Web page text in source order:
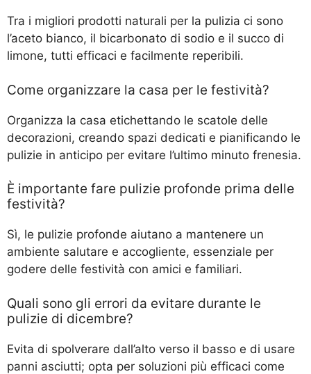
Tra i migliori prodotti naturali per la pulizia ci sono
l’aceto bianco, il bicarbonato di sodio e il succo di
limone, tutti efficaci e facilmente reperibili.
Come organizzare la casa per le festività?
Organizza la casa etichettando le scatole delle
decorazioni, creando spazi dedicati e pianificando le
pulizie in anticipo per evitare l’ultimo minuto frenesia.
È importante fare pulizie profonde prima delle
festività?
Sì, le pulizie profonde aiutano a mantenere un
ambiente salutare e accogliente, essenziale per
godere delle festività con amici e familiari.
Quali sono gli errori da evitare durante le
pulizie di dicembre?
Evita di spolverare dall’alto verso il basso e di usare
panni asciutti; opta per soluzioni più efficaci come